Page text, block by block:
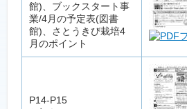
館)、ブックスタート事
業/4月の予定表(図書
館)、さとうきび栽培4
月のポイント
P14-P15